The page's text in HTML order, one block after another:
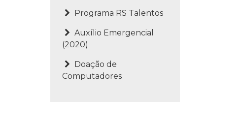
Programa RS Talentos
Auxílio Emergencial
(2020)
Doação de
Computadores